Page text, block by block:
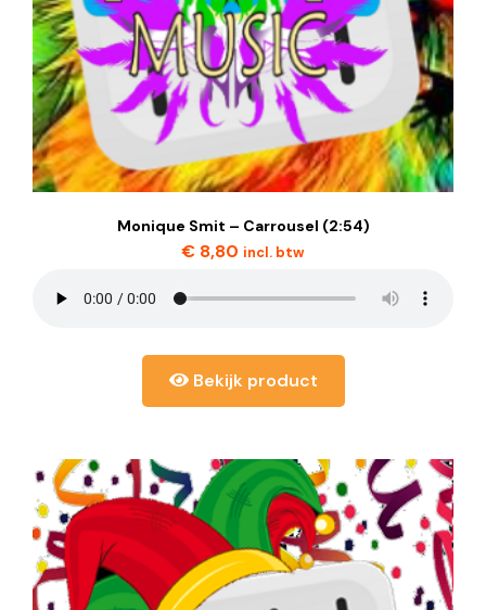
Monique Smit – Carrousel (2:54)
€ 8,80 incl. btw
Bekijk product